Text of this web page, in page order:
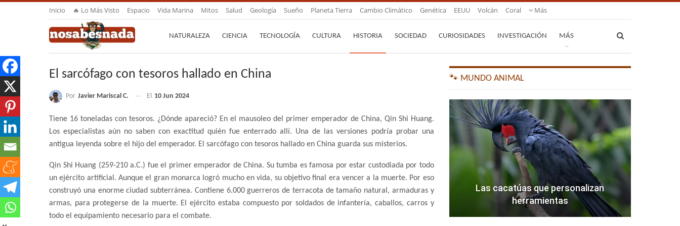
Inicio 🔥 Lo Más Visto Espacio Vida Marina Mitos Salud Geología Sueño Planeta Tierra Cambio Climático Genética EEUU Volcán Coral Más
NATURALEZA CIENCIA TECNOLOGÍA CULTURA HISTORIA SOCIEDAD CURIOSIDADES INVESTIGACIÓN MÁS
El sarcófago con tesoros hallado en China
Por Javier Mariscal C. El 10 Jun 2024
Tiene 16 toneladas con tesoros. ¿Dónde apareció? En el mausoleo del primer emperador de China, Qin Shi Huang.
Los especialistas aún no saben con exactitud quién fue enterrado allí. Una de las versiones podría probar una
antigua leyenda sobre el hijo del emperador. El sarcófago con tesoros hallado en China guarda sus misterios.
Qin Shi Huang (259-210 a.C.) fue el primer emperador de China. Su tumba es famosa por estar custodiada por todo
un ejército artificial. Aunque el gran monarca logró mucho en vida, su objetivo final era vencer a la muerte. Por eso
construyó una enorme ciudad subterránea. Contiene 6.000 guerreros de terracota de tamaño natural, armaduras y
armas, para protegerse de la muerte. El ejército estaba compuesto por soldados de infantería, caballos, carros y
todo el equipamiento necesario para el combate.
🐾 MUNDO ANIMAL
Las cacatúas que personalizan
herramientas